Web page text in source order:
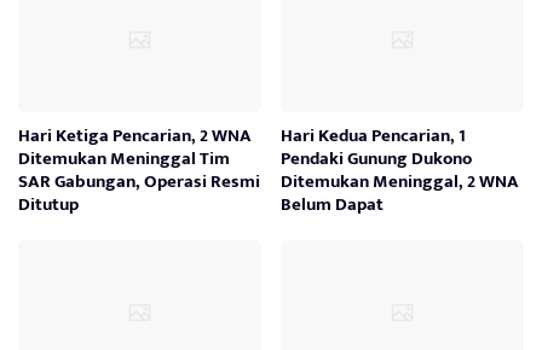
Hari Ketiga Pencarian, 2 WNA
Ditemukan Meninggal Tim
SAR Gabungan, Operasi Resmi
Ditutup
Hari Kedua Pencarian, 1
Pendaki Gunung Dukono
Ditemukan Meninggal, 2 WNA
Belum Dapat